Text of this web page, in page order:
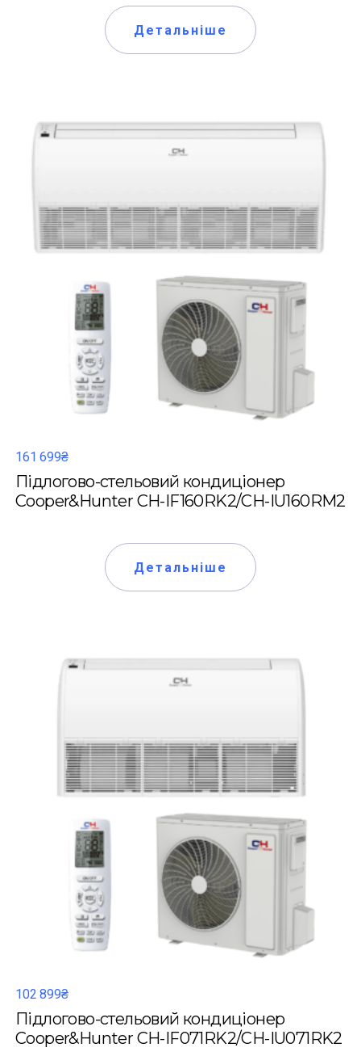
Детальніше
161 699₴
Підлогово-стельовий кондиціонер
Cooper&Hunter CH-IF160RK2/CH-IU160RM2
Детальніше
102 899₴
Підлогово-стельовий кондиціонер
Cooper&Hunter CH-IF071RK2/CH-IU071RK2